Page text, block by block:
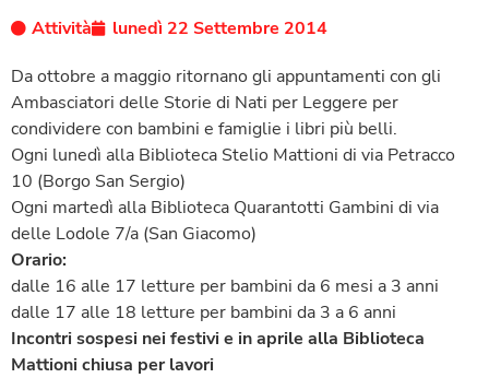
Attività
lunedì 22 Settembre 2014
Da ottobre a maggio ritornano gli appuntamenti con gli
Ambasciatori delle Storie di Nati per Leggere per
condividere con bambini e famiglie i libri più belli.
Ogni lunedì alla Biblioteca Stelio Mattioni di via Petracco
10 (Borgo San Sergio)
Ogni martedì alla Biblioteca Quarantotti Gambini di via
delle Lodole 7/a (San Giacomo)
Orario:
dalle 16 alle 17 letture per bambini da 6 mesi a 3 anni
dalle 17 alle 18 letture per bambini da 3 a 6 anni
Incontri sospesi nei festivi e in aprile alla Biblioteca
Mattioni chiusa per lavori